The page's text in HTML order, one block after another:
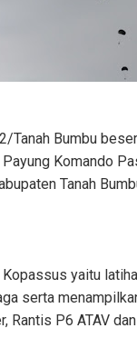
Tanah Bumbu
Komando
Tanah
yaitu
serta
Rantis P6 ATAV